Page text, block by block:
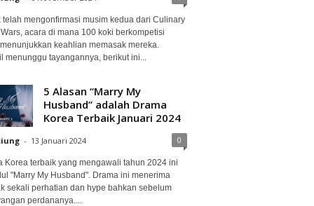
telah mengonfirmasi musim kedua dari Culinary
acara di mana 100 koki berkompetisi
keahlian memasak mereka.
menunggu tayangannya, berikut ini...
5 Alasan “Marry My
Husband” adalah Drama
Korea Terbaik Januari 2024
- 13 Januari 2024 0
Korea terbaik yang mengawali tahun 2024 ini
"Marry My Husband". Drama ini menerima
sekali perhatian dan hype bahkan sebelum
perdananya....